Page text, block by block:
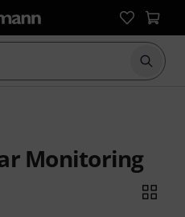
Suche
Monitoring